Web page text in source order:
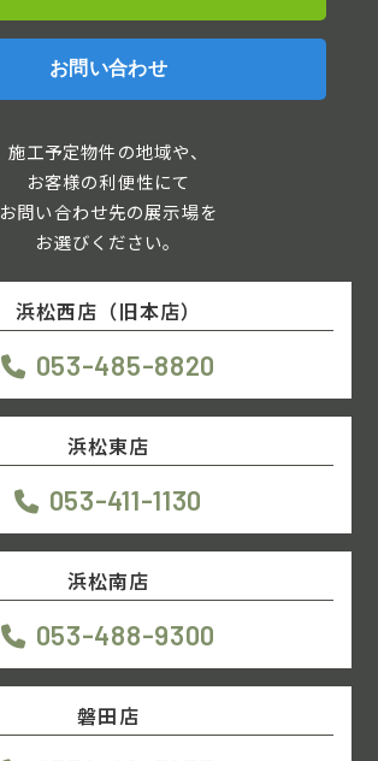
お問い合わせ
施工予定物件の地域や、
お客様の利便性にて
お問い合わせ先の展示場を
お選びください。
浜松西店（旧本店）
053-485-8820
浜松東店
053-411-1130
浜松南店
053-488-9300
磐田店